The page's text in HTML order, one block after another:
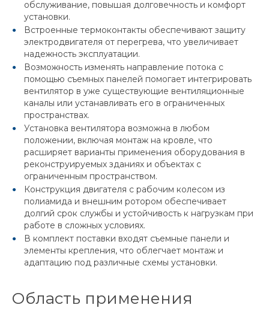
обслуживание, повышая долговечность и комфорт
установки.
Встроенные термоконтакты обеспечивают защиту
электродвигателя от перегрева, что увеличивает
надежность эксплуатации.
Возможность изменять направление потока с
помощью съемных панелей помогает интегрировать
вентилятор в уже существующие вентиляционные
каналы или устанавливать его в ограниченных
пространствах.
Установка вентилятора возможна в любом
положении, включая монтаж на кровле, что
расширяет варианты применения оборудования в
реконструируемых зданиях и объектах с
ограниченным пространством.
Конструкция двигателя с рабочим колесом из
полиамида и внешним ротором обеспечивает
долгий срок службы и устойчивость к нагрузкам при
работе в сложных условиях.
В комплект поставки входят съемные панели и
элементы крепления, что облегчает монтаж и
адаптацию под различные схемы установки.
Область применения